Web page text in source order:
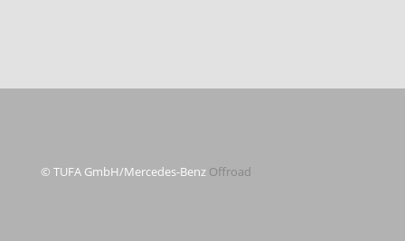
© TUFA GmbH/Mercedes-Benz Offroad